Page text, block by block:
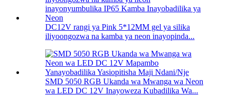
DC12V rangi ya Pink 5*12MM gel ya silika
iliyoongozwa na kamba ya neon inayopinda...
SMD 5050 RGB Ukanda wa Mwanga wa Neon
wa LED DC 12V Inayoweza Kubadilika Wa...